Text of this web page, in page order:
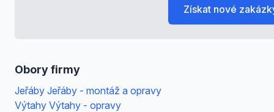
Obory firmy
Jeřáby Jeřáby - montáž a opravy
Výtahy Výtahy - opravy
Získat nové